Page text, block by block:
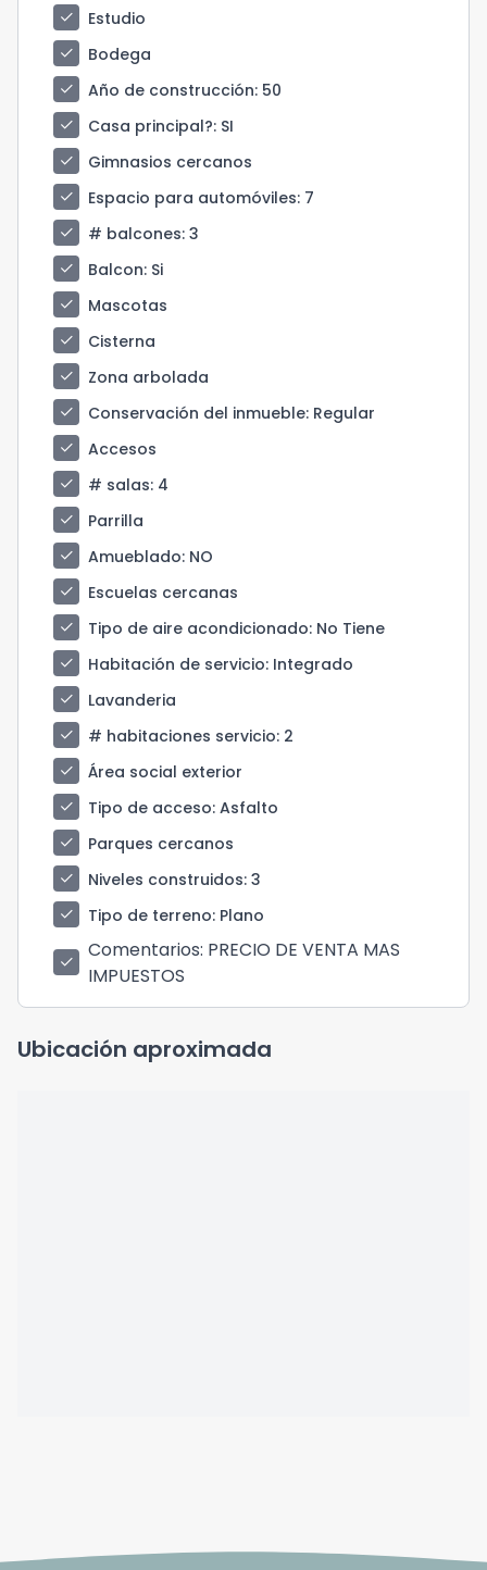
check
Estudio
check
Bodega
check
Año de construcción: 50
check
Casa principal?: SI
check
Gimnasios cercanos
check
Espacio para automóviles: 7
check
# balcones: 3
check
Balcon: Si
check
Mascotas
check
Cisterna
check
Zona arbolada
check
Conservación del inmueble: Regular
check
Accesos
check
# salas: 4
check
Parrilla
check
Amueblado: NO
check
Escuelas cercanas
check
Tipo de aire acondicionado: No Tiene
check
Habitación de servicio: Integrado
check
Lavanderia
check
# habitaciones servicio: 2
check
Área social exterior
check
Tipo de acceso: Asfalto
check
Parques cercanos
check
Niveles construidos: 3
check
Tipo de terreno: Plano
check Comentarios: PRECIO DE VENTA MAS
IMPUESTOS
Ubicación aproximada